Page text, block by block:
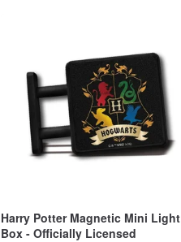
Harry Potter Magnetic Mini Light
Box - Officially Licensed